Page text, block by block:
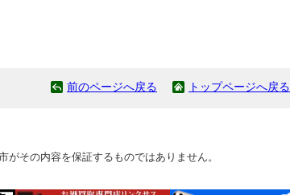
前のページへ戻る トップページへ戻る
その内容を保証するものではありません。